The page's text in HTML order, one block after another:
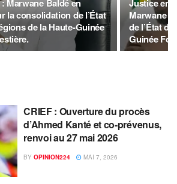
Marwane Baldé en
la consolidation de l’État
de la Haute-Guinée
Justice en
Marwane
de l’État
Guinée
CRIEF : Ouverture du procès
d’Ahmed Kanté et co-prévenus,
renvoi au 27 mai 2026
BY OPINION224 MAI 7, 2026